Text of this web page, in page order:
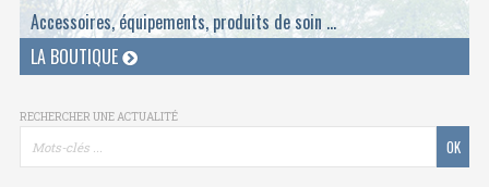
Accessoires, équipements, produits de soin ...
LA BOUTIQUE
RECHERCHER UNE ACTUALITÉ